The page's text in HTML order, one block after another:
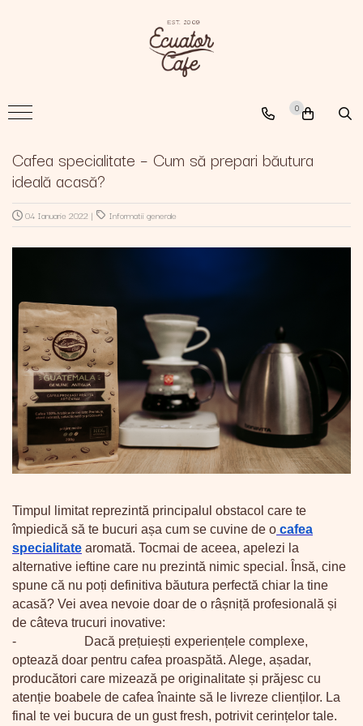
The Nomad
0
Cafea specialitate – Cum să prepari băutura
ideală acasă?
04 Ianuarie 2022 | Informatii generale
Timpul limitat reprezintă principalul obstacol care te
împiedică să te bucuri așa cum se cuvine de o cafea
specialitate aromată. Tocmai de aceea, apelezi la
alternative ieftine care nu prezintă nimic special. Însă, cine
spune că nu poți definitiva băutura perfectă chiar la tine
acasă? Vei avea nevoie doar de o râșniță profesională și
de câteva trucuri inovative:
-
Dacă prețuiești experiențele complexe,
optează doar pentru cafea proaspătă. Alege, așadar,
producători care mizează pe originalitate și prăjesc cu
atenție boabele de cafea înainte să le livreze clienților. La
final te vei bucura de un gust fresh, potrivit cerințelor tale.